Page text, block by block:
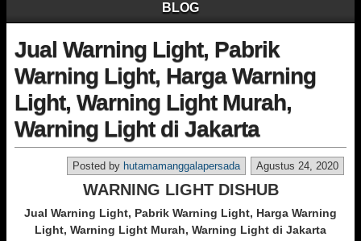
BLOG
Jual Warning Light, Pabrik
Warning Light, Harga Warning
Light, Warning Light Murah,
Warning Light di Jakarta
Agustus 24, 2020
Posted by hutamamanggalapersada
WARNING LIGHT DISHUB
Jual Warning Light, Pabrik Warning Light, Harga Warning
Light, Warning Light Murah, Warning Light di Jakarta